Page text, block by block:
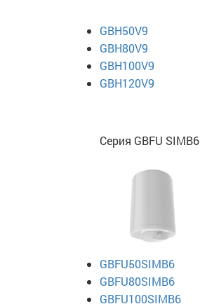
GBH50V9
GBH80V9
GBH100V9
GBH120V9
Серия GBFU SIMB6
GBFU50SIMB6
GBFU80SIMB6
GBFU100SIMB6